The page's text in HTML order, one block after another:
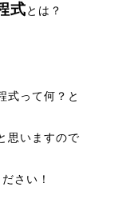
式とは？
式って何？と
思いますので
さい！